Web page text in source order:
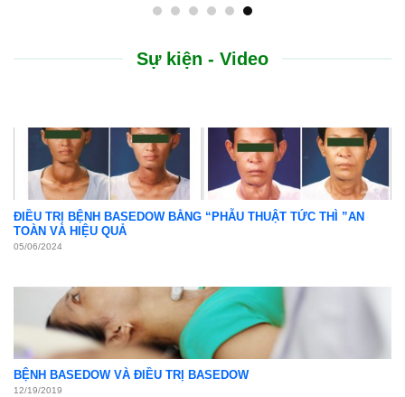
Sự kiện - Video
ĐIỀU TRỊ BỆNH BASEDOW BẰNG “PHẪU THUẬT TỨC THÌ ”AN
TOÀN VÀ HIỆU QUẢ
05/06/2024
BỆNH BASEDOW VÀ ĐIỀU TRỊ BASEDOW
12/19/2019